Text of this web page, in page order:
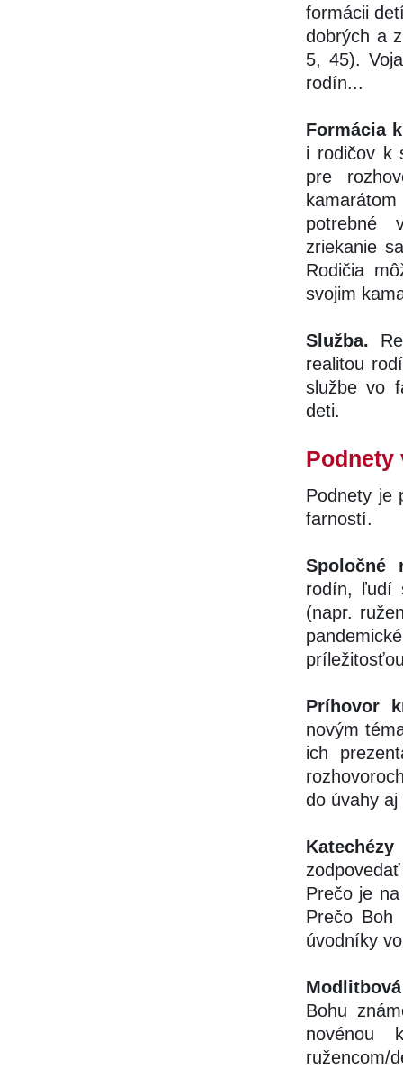
formácii
dobrých a
5, 45).
rodín...
Formácia
i rodičov k
pre
potrebné
zriekanie
Rodičia
svojim
Služba.
realitou
službe vo
deti.
Podnety
Podnety je
farností.
Spoločné
rodín, ľudí
(napr.
Príhovor
novým
ich
do úvahy
Prečo je
Prečo Boh
úvodníky
Bohu
novénou
ružencom/